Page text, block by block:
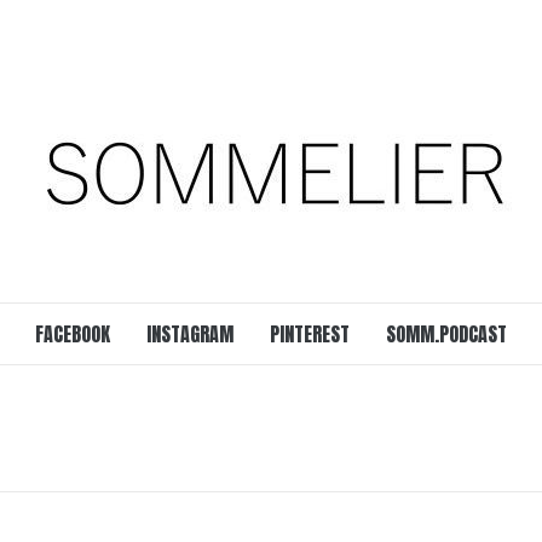
FACEBOOK INSTAGRAM PINTEREST SOMM.PODCAST